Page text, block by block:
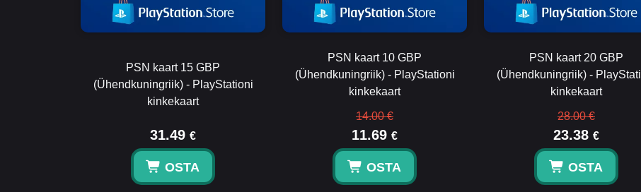
PSN kaart 15 GBP
(Ühendkuningriik) - PlayStationi
kinkekaart
31.49 €
OSTA
PSN kaart 10 GBP
(Ühendkuningriik) - PlayStationi
kinkekaart
14.00 €
11.69 €
OSTA
PSN kaart 20 GBP
(Ühendkuningriik) -
kinkekaart
28.00 €
23.38 €
OSTA